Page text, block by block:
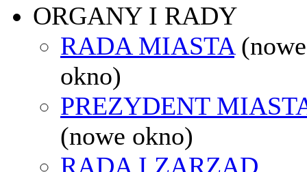
ORGANY I RADY
RADA MIASTA (nowe
okno)
PREZYDENT
(nowe okno)
RADA I ZARZĄD